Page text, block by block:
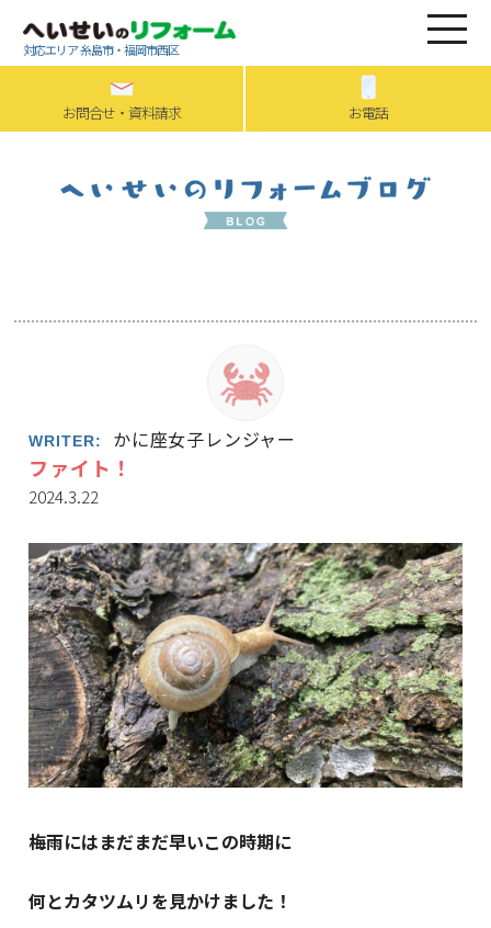
対応エリア 糸島市・福岡市西区
お問合せ・資料請求 お電話
WRITER: かに座女子レンジャー
ファイト！
2024.3.22
梅雨にはまだまだ早いこの時期に
何とカタツムリを見かけました！